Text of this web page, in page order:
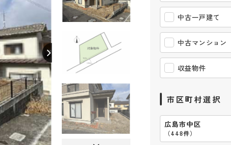
中古一戸建て
中古マンション
収益物件
市区町村選択
広島市中区
（448件）